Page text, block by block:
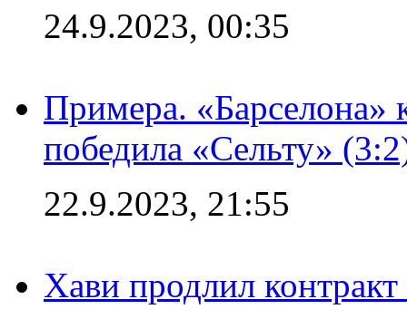
24.9.2023, 00:35
Примера. «Барселона»
победила «Сельту»
22.9.2023, 21:55
Хави продлил